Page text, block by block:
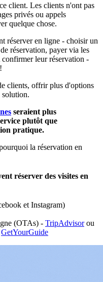
client. Les clients n'ont pas
privés ou appels
quelque chose.
réserver en ligne - choisir un
réservation, payer via les
confirmer leur réservation -
clients, offrir plus d'options
solution.
seraient plus
plutôt que
pratique.
la réservation en
réserver des visites en
et Instagram)
(OTAs) - TripAdvisorou
GetYourGuide